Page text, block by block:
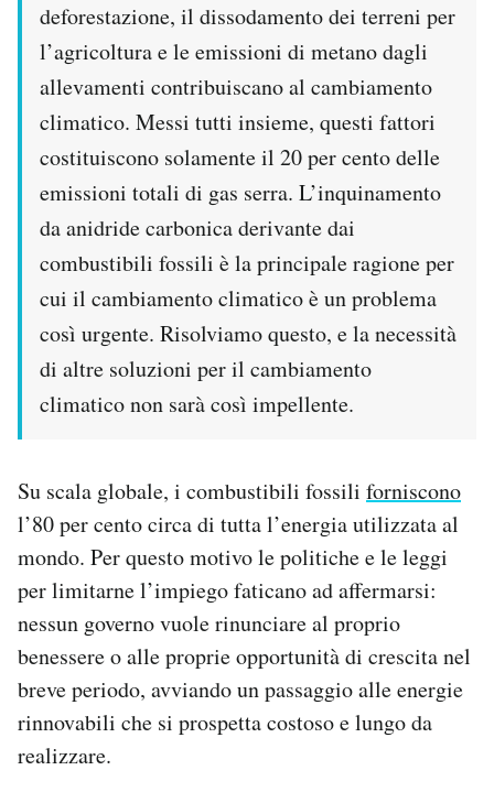
deforestazione, il dissodamento dei terreni per
l’agricoltura e le emissioni di metano dagli
allevamenti contribuiscano al cambiamento
climatico. Messi tutti insieme, questi fattori
costituiscono solamente il 20 per cento delle
emissioni totali di gas serra. L’inquinamento
da anidride carbonica derivante dai
combustibili fossili è la principale ragione per
cui il cambiamento climatico è un problema
così urgente. Risolviamo questo, e la necessità
di altre soluzioni per il cambiamento
climatico non sarà così impellente.
Su scala globale, i combustibili fossili forniscono
l’80 per cento circa di tutta l’energia utilizzata al
mondo. Per questo motivo le politiche e le leggi
per limitarne l’impiego faticano ad affermarsi:
nessun governo vuole rinunciare al proprio
benessere o alle proprie opportunità di crescita nel
breve periodo, avviando un passaggio alle energie
rinnovabili che si prospetta costoso e lungo da
realizzare.